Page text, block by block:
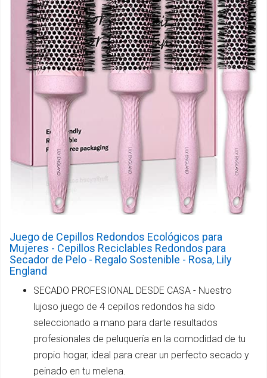
Juego de Cepillos Redondos Ecológicos para
Mujeres - Cepillos Reciclables Redondos para
Secador de Pelo - Regalo Sostenible - Rosa, Lily
England
SECADO PROFESIONAL DESDE CASA - Nuestro
lujoso juego de 4 cepillos redondos ha sido
seleccionado a mano para darte resultados
profesionales de peluquería en la comodidad de tu
propio hogar, ideal para crear un perfecto secado y
peinado en tu melena.